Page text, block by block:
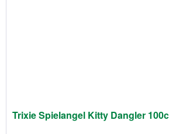
Trixie Spielangel Kitty Dangler